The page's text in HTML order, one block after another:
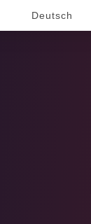
Deutsch